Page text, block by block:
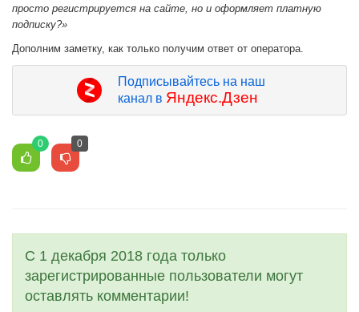
просто регистрируется на сайте, но и оформляет платную
подписку?»
Дополним заметку, как только получим ответ от оператора.
Подписывайтесь на наш
канал в Яндекс.Дзен
0 0
С 1 декабря 2018 года только
зарегистрированные пользователи могут
оставлять комментарии!